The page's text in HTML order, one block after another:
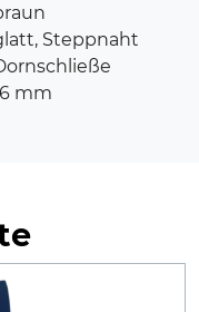
Steppnaht
mm